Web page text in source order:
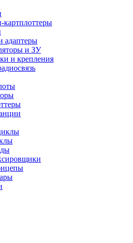
картплоттеры
адаптеры
и ЗУ
и крепления